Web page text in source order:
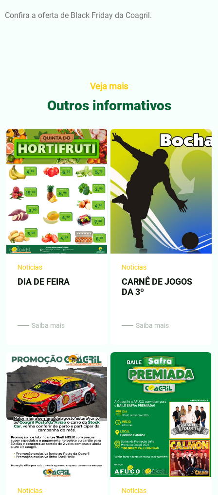
Confira a oferta de Black Friday da Coagril.
Veja mais
Outros informativos
Noticias
DIA DE FEIRA
Saiba mais
Noticias
CARNÊ DE JOGOS
DA 3º
Saiba mais
Noticias Noticias